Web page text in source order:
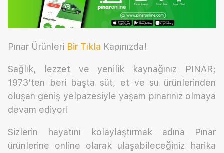
Pınar Ürünleri Bir Tıkla Kapınızda!
Sağlık, lezzet ve yenilik kaynağınız PINAR;
1973’ten beri başta süt, et ve su ürünlerinden
oluşan geniş yelpazesiyle yaşam pınarınız olmaya
devam ediyor!
Sizlerin hayatını kolaylaştırmak adına Pınar
ürünlerine online olarak ulaşabileceğiniz harika